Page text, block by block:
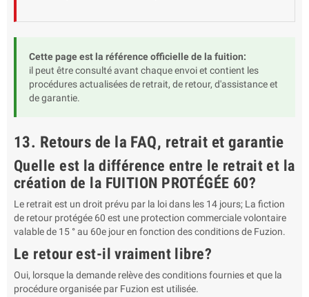
Cette page est la référence officielle de la fuition:
il peut être consulté avant chaque envoi et contient les
procédures actualisées de retrait, de retour, d'assistance et
de garantie.
13. Retours de la FAQ, retrait et garantie
Quelle est la différence entre le retrait et la
création de la FUITION PROTÉGÉE 60?
Le retrait est un droit prévu par la loi dans les 14 jours; La fiction
de retour protégée 60 est une protection commerciale volontaire
valable de 15 ° au 60e jour en fonction des conditions de Fuzion.
Le retour est-il vraiment libre?
Oui, lorsque la demande relève des conditions fournies et que la
procédure organisée par Fuzion est utilisée.